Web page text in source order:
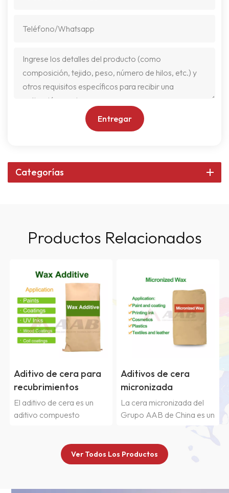
Entregar
Categorías
Productos Relacionados
Aditivo de cera para
recubrimientos
El aditivo de cera es un
aditivo compuesto
principalmente para
mejorar las propiedades
procesamiento de
Aditivos de cera
micronizada
La cera micronizada del
Grupo AAB de China es un
tipo de partícula de cera
molienda fina o
pulverización, lo que da
micrométricas. Gracias a
Ver Todos Los Productos